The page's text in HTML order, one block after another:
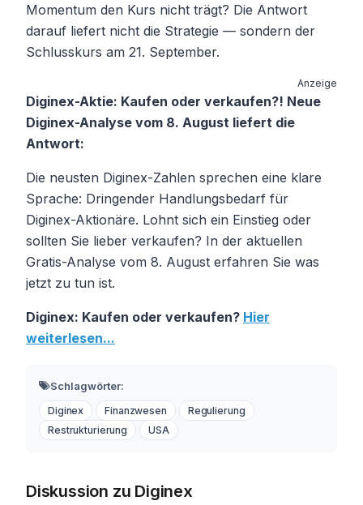
Momentum den Kurs nicht trägt? Die Antwort
darauf liefert nicht die Strategie — sondern der
Schlusskurs am 21. September.
Anzeige
Diginex-Aktie: Kaufen oder verkaufen?! Neue
Diginex-Analyse vom 8. August liefert die
Antwort:
Die neusten Diginex-Zahlen sprechen eine klare
Sprache: Dringender Handlungsbedarf für
Diginex-Aktionäre. Lohnt sich ein Einstieg oder
sollten Sie lieber verkaufen? In der aktuellen
Gratis-Analyse vom 8. August erfahren Sie was
jetzt zu tun ist.
Diginex: Kaufen oder verkaufen? Hier
weiterlesen...
Schlagwörter:
Diginex Finanzwesen
Regulierung
Restrukturierung
USA
Diskussion zu Diginex